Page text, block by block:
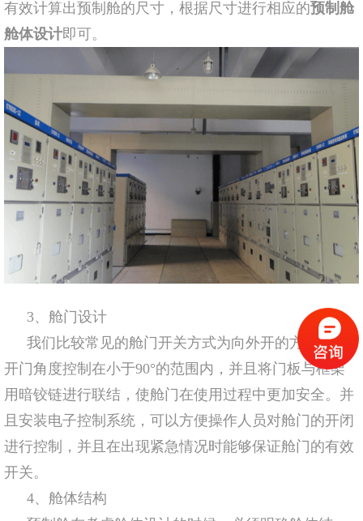
有效计算出预制舱的尺寸，根据尺寸进行相应的预制舱
舱体设计即可。
3、舱门设计
我们比较常见的舱门开关方式为向外开的方式，将
开门角度控制在小于90°的范围内，并且将门板与框架
用暗铰链进行联结，使舱门在使用过程中更加安全。并
且安装电子控制系统，可以方便操作人员对舱门的开闭
进行控制，并且在出现紧急情况时能够保证舱门的有效
开关。
4、舱体结构